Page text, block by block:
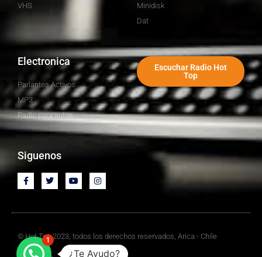
VHS
Minidisk
Dat
Electronica
Parlantes Activos
MP3
Radio para autos
Escuchar Radio Hot
Top
Siguenos
© Hot Top 2023, todos los derechos reservados, Arica - Chile
¿Te Ayudo?
1